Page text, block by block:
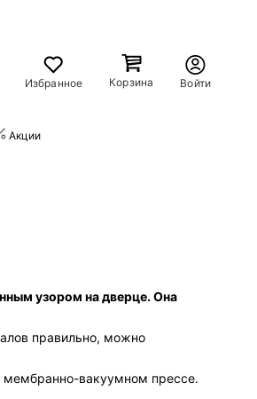
Избранное
Корзина Войти
Акции
узором на дверце. Она
правильно, можно
мембранно-вакуумном прессе.